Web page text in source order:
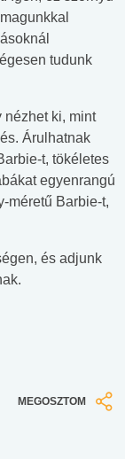
tudunk
nézhet ki, mint
Árulhatnak
t, tökéletes
egyenrangú
méretű Barbie-t,
és adjunk
MEGOSZTOM